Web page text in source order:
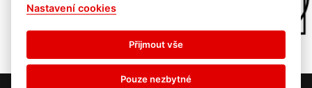
Nastavení cookies
Přijmout vše
Pouze nezbytné